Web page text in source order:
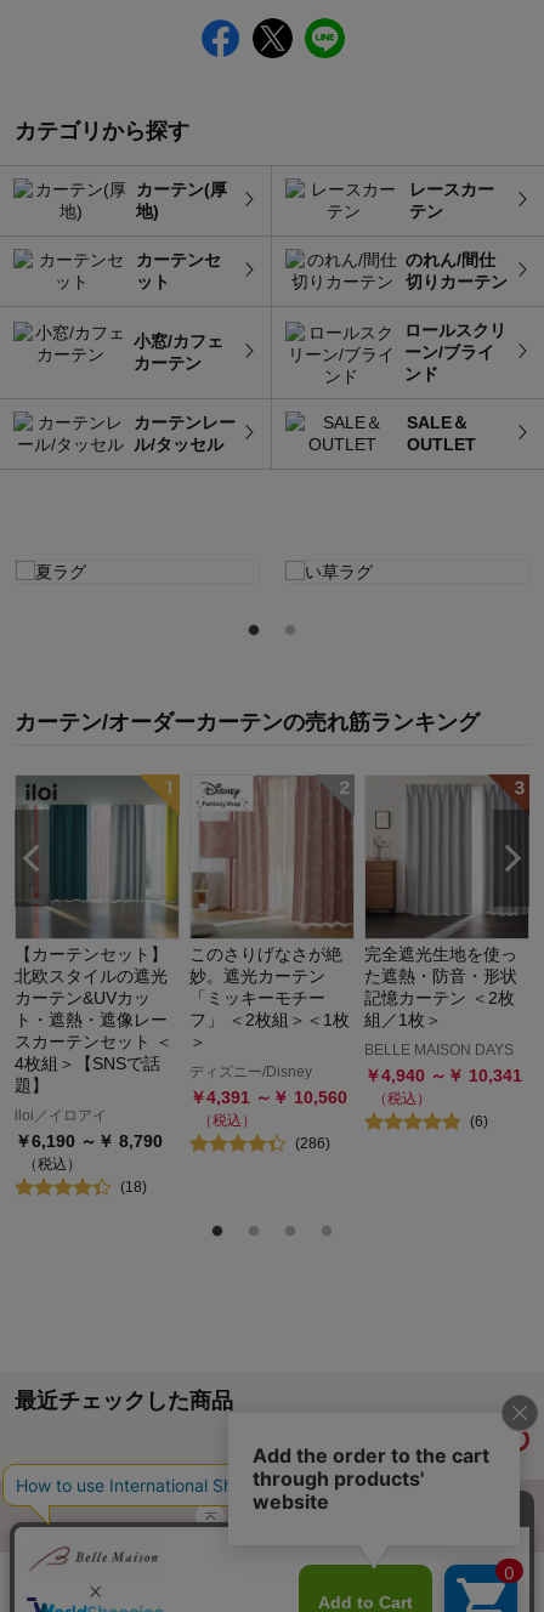
カテゴリから探す
カーテン(厚
地)
レースカー
テン
カーテンセ
ット
のれん/間仕
切りカーテン
小窓/カフェ
カーテン
ロールスクリ
ーン/ブライ
ンド
カーテンレー
ル/タッセル
SALE＆
OUTLET
カーテン/オーダーカーテンの売れ筋ランキング
【カーテンセット】
北欧スタイルの遮光
カーテン&UVカッ
ト・遮熱・遮像レー
スカーテンセット ＜
4枚組＞【SNSで話
題】
iloi／イロアイ
￥6,190 ～￥ 8,790
（税込）
(18)
このさりげなさが絶
妙。遮光カーテン
「ミッキーモチー
フ」 ＜2枚組＞＜1枚
＞
ディズニー/Disney
￥4,391 ～￥ 10,560
（税込）
(286)
完全遮光生地を使っ
た遮熱・防音・形状
記憶カーテン ＜2枚
組／1枚＞
BELLE MAISON DAYS
￥4,940 ～￥ 10,341
（税込）
(6)
最近チェックした商品
ご利用ガイド・お知らせ